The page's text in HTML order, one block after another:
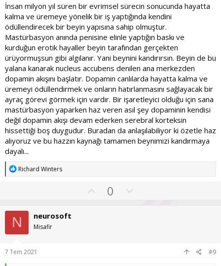
İnsan milyon yıl süren bir evrimsel sürecin sonucunda hayatta
kalma ve üremeye yönelik bir iş yaptığında kendini
ödüllendirecek bir beyin yapısına sahip olmuştur.
Mastürbasyon anında penisine elinle yaptığın baskı ve
kurduğun erotik hayaller beyin tarafından gerçekten
ürüyormuşsun gibi algılanır. Yani beynini kandırırsın. Beyin de bu
yalana kanarak nucleus accubens denilen ana merkezden
dopamin akışını başlatır. Dopamin canlılarda hayatta kalma ve
üremeyi ödüllendirmek ve onların hatırlanmasını sağlayacak bir
ayraç görevi görmek için vardır. Bir işaretleyici olduğu için sana
mastürbasyon yaparken haz veren asıl şey dopaminin kendisi
değil dopamin akışı devam ederken serebral korteksin
hissettiği boş duygudur. Buradan da anlaşılabiliyor ki özetle haz
alıyoruz ve bu hazzın kaynağı tamamen beynimizi kandırmaya
dayalı...
T
e
r
Richard Winters
O0
N neurosoft
Misafir
7 Tem 2021 #9